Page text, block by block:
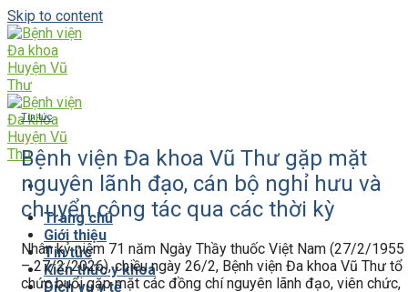
Skip to content
Trang chủ
Giới thiệu
Tin tức
Kiến thức y khoa
Dịch vụ y tế
Tin tức
Bệnh viện Đa khoa Vũ Thư gặp mặt
nguyên lãnh đạo, cán bộ nghỉ hưu và
chuyển công tác qua các thời kỳ
Nhân kỷ niệm 71 năm Ngày Thầy thuốc Việt Nam (27/2/1955
– 27/2/2026), chiều ngày 26/2, Bệnh viện Đa khoa Vũ Thư tổ
chức buổi gặp mặt các đồng chí nguyên lãnh đạo, viên chức,